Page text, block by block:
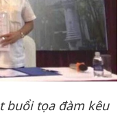
buổi tọa đàm kêu